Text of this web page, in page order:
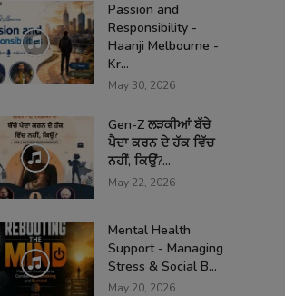
Passion and
Responsibility -
Haanji Melbourne -
Kr...
May 30, 2026
Gen-Z ਲੜਕੀਆਂ ਬੱਚੇ
ਪੈਦਾ ਕਰਨ ਦੇ ਹੱਕ ਵਿੱਚ
ਨਹੀਂ, ਕਿਉਂ?...
May 22, 2026
Mental Health
Support - Managing
Stress & Social B...
May 20, 2026